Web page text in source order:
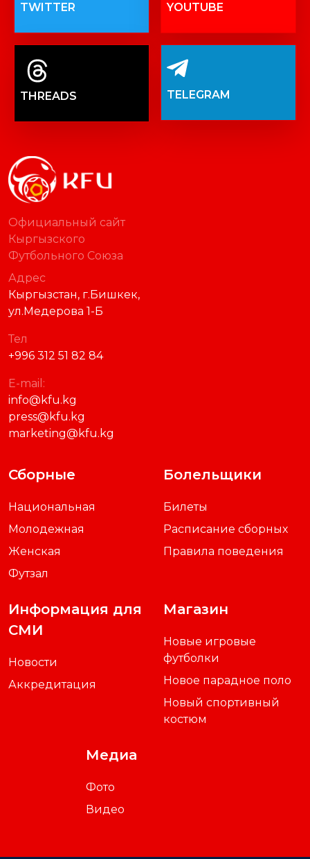
TWITTER YOUTUBE
THREADS TELEGRAM
Официальный сайт
Кыргызского
Футбольного Союза
Адрес
Кыргызстан, г.Бишкек,
ул.Медерова 1-Б
Тел
+996 312 51 82 84
E-mail:
info@kfu.kg
press@kfu.kg
marketing@kfu.kg
Сборные
Национальная
Молодежная
Женская
Футзал
Болельщики
Билеты
Расписание сборных
Правила поведения
Информация для
СМИ
Новости
Аккредитация
Магазин
Новые игровые
футболки
Новое парадное поло
Новый спортивный
костюм
Медиа
Фото
Видео